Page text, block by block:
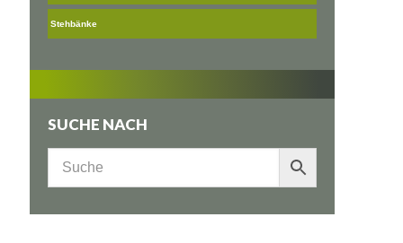
Stehbänke
SUCHE NACH